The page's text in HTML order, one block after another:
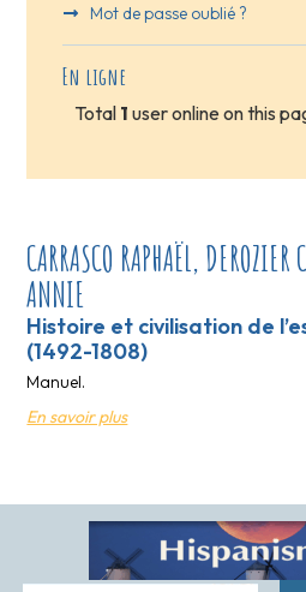
Mot de passe oublié ?
En ligne
Total 1 user online on this
CARRASCO RAPHAËL,
ANNIE
Histoire et civilisation de
(1492-1808)
Manuel.
En savoir plus